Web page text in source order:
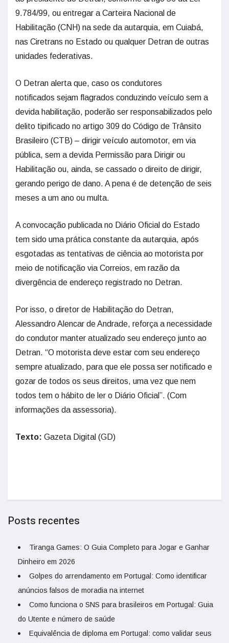
9.784/99, ou entregar a Carteira Nacional de
Habilitação (CNH) na sede da autarquia, em Cuiabá,
nas Ciretrans no Estado ou qualquer Detran de outras
unidades federativas.
O Detran alerta que, caso os condutores
notificados sejam flagrados conduzindo veículo sem a
devida habilitação, poderão ser responsabilizados pelo
delito tipificado no artigo 309 do Código de Trânsito
Brasileiro (CTB) – dirigir veículo automotor, em via
pública, sem a devida Permissão para Dirigir ou
Habilitação ou, ainda, se cassado o direito de dirigir,
gerando perigo de dano. A pena é de detenção de seis
meses a um ano ou multa.
A convocação publicada no Diário Oficial do Estado
tem sido uma prática constante da autarquia, após
esgotadas as tentativas de ciência ao motorista por
meio de notificação via Correios, em razão da
divergência de endereço registrado no Detran.
Por isso, o diretor de Habilitação do Detran,
Alessandro Alencar de Andrade, reforça a necessidade
do condutor manter atualizado seu endereço junto ao
Detran. “O motorista deve estar com seu endereço
sempre atualizado, para que ele possa ser notificado e
gozar de todos os seus direitos, uma vez que nem
todos tem o hábito de ler o Diário Oficial”. (Com
informações da assessoria).
Texto: Gazeta Digital (GD)
Posts recentes
Tiranga Games: O Guia Completo para Jogar e Ganhar
Dinheiro em 2026
Golpes do arrendamento em Portugal: Como identificar
anúncios falsos de moradia na internet
Como funciona o SNS para brasileiros em Portugal: Guia
do Utente e número de saúde
Equivalência de diploma em Portugal: como validar seus